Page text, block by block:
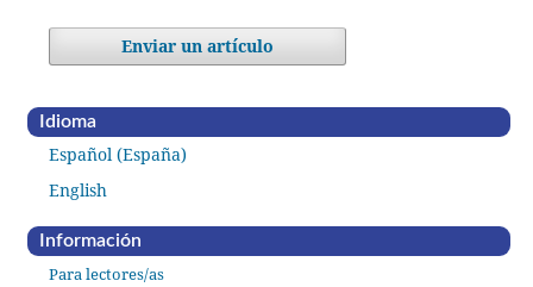
Enviar un artículo
Idioma
Español (España)
English
Información
Para lectores/as